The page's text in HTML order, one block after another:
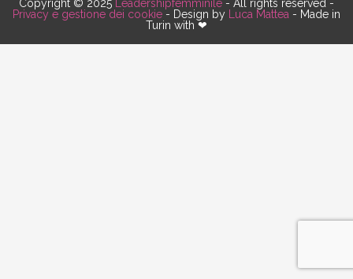
Copyright © 2025 Leadershipfemminile - All rights reserved -
Privacy e gestione dei cookie - Design by Luca Mattea - Made in
Turin with ❤